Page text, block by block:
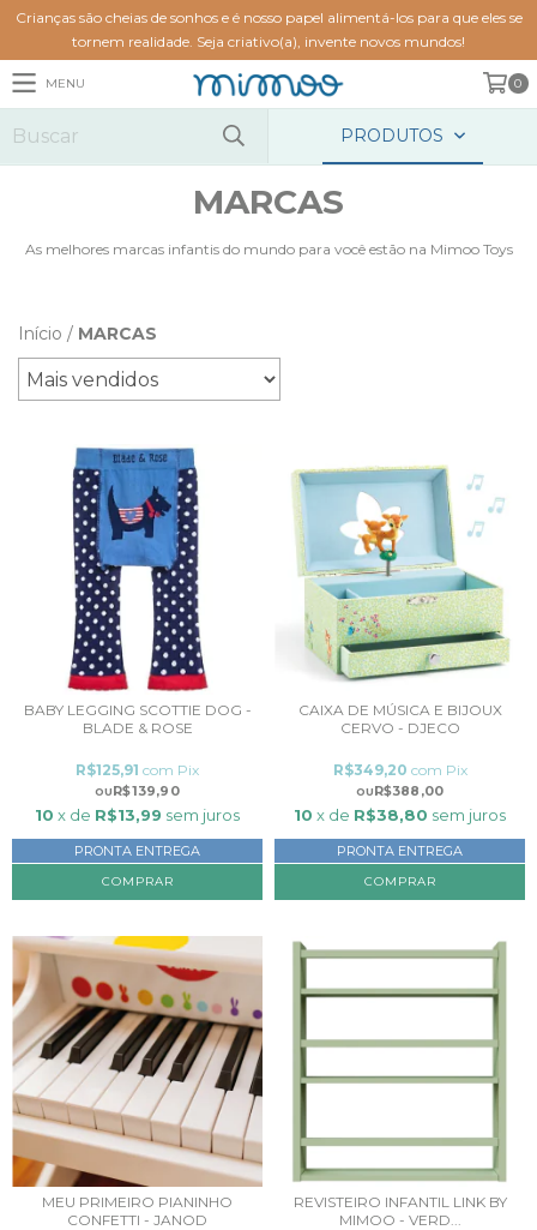
Crianças são cheias de sonhos e é nosso papel alimentá-los para que eles se
tornem realidade. Seja criativo(a), invente novos mundos!
MENU 0
PRODUTOS
MARCAS
As melhores marcas infantis do mundo para você estão na Mimoo Toys
Início / MARCAS
BABY LEGGING SCOTTIE DOG -
BLADE & ROSE
R$139,90
R$125,91 com Pix
10 x de R$13,99 sem juros
PRONTA ENTREGA
COMPRAR
CAIXA DE MÚSICA E BIJOUX
CERVO - DJECO
R$388,00
R$349,20 com Pix
10 x de R$38,80 sem juros
PRONTA ENTREGA
MEU PRIMEIRO PIANINHO
CONFETTI - JANOD
REVISTEIRO INFANTIL LINK BY
MIMOO - VERD...